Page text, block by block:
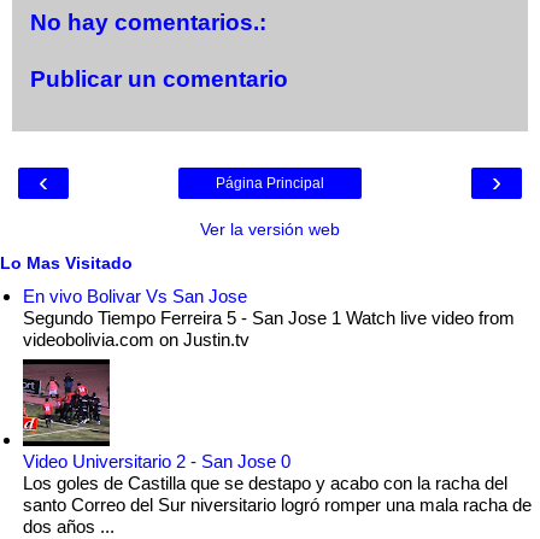
No hay comentarios.:
Publicar un comentario
‹ ›
Página Principal
Ver la versión web
Lo Mas Visitado
En vivo Bolivar Vs San Jose
Segundo Tiempo Ferreira 5 - San Jose 1 Watch live video from
videobolivia.com on Justin.tv
Video Universitario 2 - San Jose 0
Los goles de Castilla que se destapo y acabo con la racha del
santo Correo del Sur niversitario logró romper una mala racha de
dos años ...